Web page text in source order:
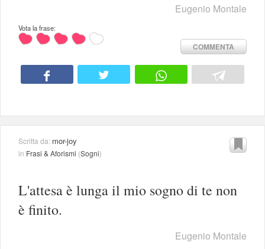
Eugenio Montale
Vota la frase:
COMMENTA
Scritta da: mor-joy
in Frasi & Aforismi (Sogni)
L'attesa è lunga il mio sogno di te non
è finito.
Eugenio Montale